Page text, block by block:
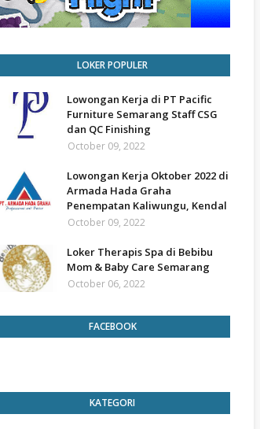
LOKER POPULER
Lowongan Kerja di PT Pacific
Furniture Semarang Staff CSG
dan QC Finishing
October 09, 2022
Lowongan Kerja Oktober 2022 di
Armada Hada Graha
Penempatan Kaliwungu, Kendal
October 09, 2022
Loker Therapis Spa di Bebibu
Mom & Baby Care Semarang
October 06, 2022
FACEBOOK
KATEGORI